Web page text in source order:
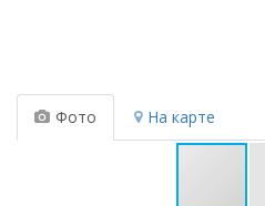
Фото На карте